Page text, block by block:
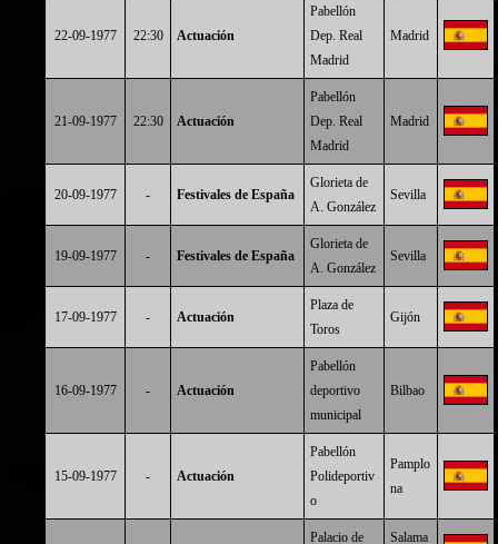
22-09-1977 22:30 Actuación
Pabellón
Dep. Real
Madrid
Madrid
21-09-1977 22:30 Actuación
Pabellón
Dep. Real
Madrid
Madrid
20-09-1977 - Festivales de España
Glorieta de
A. González
Sevilla
19-09-1977 - Festivales de España
Glorieta de
A. González
Sevilla
17-09-1977 - Actuación
Plaza de
Toros
Gijón
16-09-1977 - Actuación
Pabellón
deportivo
municipal
Bilbao
15-09-1977 - Actuación
Pabellón
Polideportiv
o
Pamplo
na
Palacio de Salama